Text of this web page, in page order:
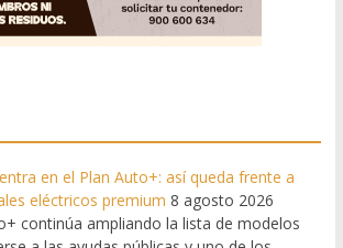
en el Plan Auto+: así queda frente a
eléctricos premium 8 agosto 2026
continúa ampliando la lista de modelos